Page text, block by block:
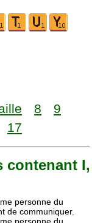
8
9
17
contenant I,
personne du
de communiquer.